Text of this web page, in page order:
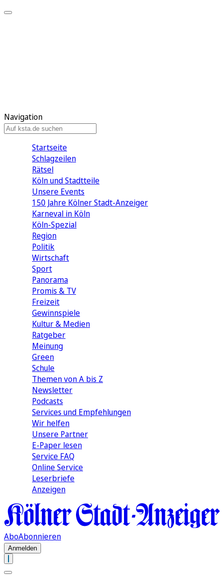
Navigation
Startseite
Schlagzeilen
Rätsel
Köln und Stadtteile
Unsere Events
150 Jahre Kölner Stadt-Anzeiger
Karneval in Köln
Köln-Spezial
Region
Politik
Wirtschaft
Sport
Panorama
Promis & TV
Freizeit
Gewinnspiele
Kultur & Medien
Ratgeber
Meinung
Green
Schule
Themen von A bis Z
Newsletter
Podcasts
Services und Empfehlungen
Wir helfen
Unsere Partner
E-Paper lesen
Service FAQ
Online Service
Leserbriefe
Anzeigen
AboAbonnieren
Anmelden